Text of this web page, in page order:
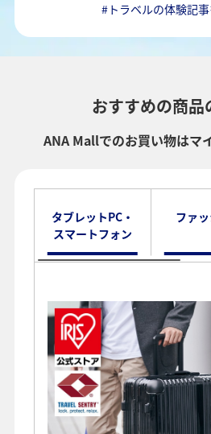
#トラベルの体験記
おすすめの商品
ANA Mallでのお買い物はマ
タブレットPC・
スマートフォン
ファ